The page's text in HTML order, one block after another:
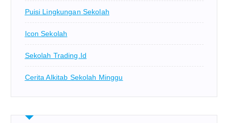
Puisi Lingkungan Sekolah
Icon Sekolah
Sekolah Trading.id
Cerita Alkitab Sekolah Minggu